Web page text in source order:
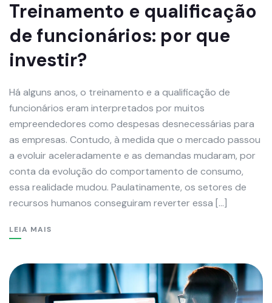
Treinamento e qualificação
de funcionários: por que
investir?
Há alguns anos, o treinamento e a qualificação de
funcionários eram interpretados por muitos
empreendedores como despesas desnecessárias para
as empresas. Contudo, à medida que o mercado passou
a evoluir aceleradamente e as demandas mudaram, por
conta da evolução do comportamento de consumo,
essa realidade mudou. Paulatinamente, os setores de
recursos humanos conseguiram reverter essa […]
LEIA MAIS